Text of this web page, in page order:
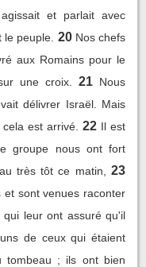
et parlait avec
peuple. 20 Nos chefs
aux Romains pour le
une croix.
21 Nous
délivrer Israël. Mais
est arrivé. 22 Il est
groupe nous ont fort
très tôt ce matin,
23
sont venues raconter
leur ont assuré qu'il
de ceux qui étaient
tombeau ; ils ont bien